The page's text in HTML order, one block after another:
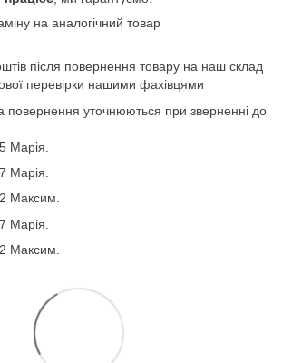
на аналогічний товар
після повернення товару на наш склад
перевірки нашими фахівцями
повернення уточнюються при зверненні до
Марія.
Марія.
Максим.
Марія.
Максим.